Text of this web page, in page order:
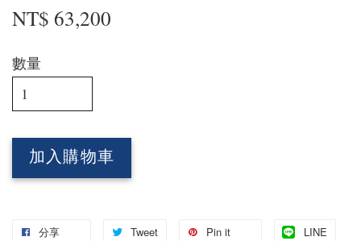
NT$ 63,200
數量
加入購物車
分享 Tweet Pin it LINE